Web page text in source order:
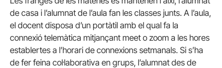
de casa i l’alumnat de l’aula fan les classes junts. A l’aula,
el docent disposa d’un portàtil amb el qual fa la
connexió telemàtica mitjançant meet o zoom a les hores
establertes a l’horari de connexions setmanals. Si s’ha
de fer feina col·laborativa en grups, l’alumnat des de